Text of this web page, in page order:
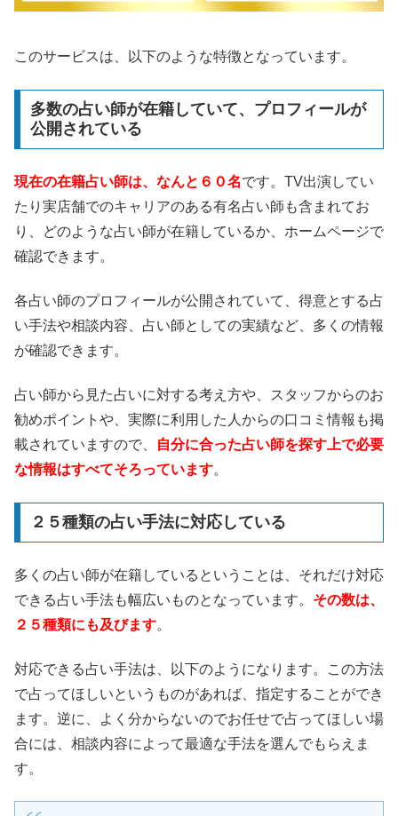
このサービスは、以下のような特徴となっています。
多数の占い師が在籍していて、プロフィールが
公開されている
現在の在籍占い師は、なんと６０名です。TV出演してい
たり実店舗でのキャリアのある有名占い師も含まれてお
り、どのような占い師が在籍しているか、ホームページで
確認できます。
各占い師のプロフィールが公開されていて、得意とする占
い手法や相談内容、占い師としての実績など、多くの情報
が確認できます。
占い師から見た占いに対する考え方や、スタッフからのお
勧めポイントや、実際に利用した人からの口コミ情報も掲
載されていますので、
自分に合った占い師を探す上で必要
な情報はすべてそろっています。
２５種類の占い手法に対応している
多くの占い師が在籍しているということは、それだけ対応
できる占い手法も幅広いものとなっています。 その数は、
２５種類にも及びます。
対応できる占い手法は、以下のようになります。この方法
で占ってほしいというものがあれば、指定することができ
ます。逆に、よく分からないのでお任せで占ってほしい場
合には、相談内容によって最適な手法を選んでもらえま
す。